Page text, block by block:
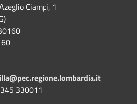
Ciampi, 1
330011